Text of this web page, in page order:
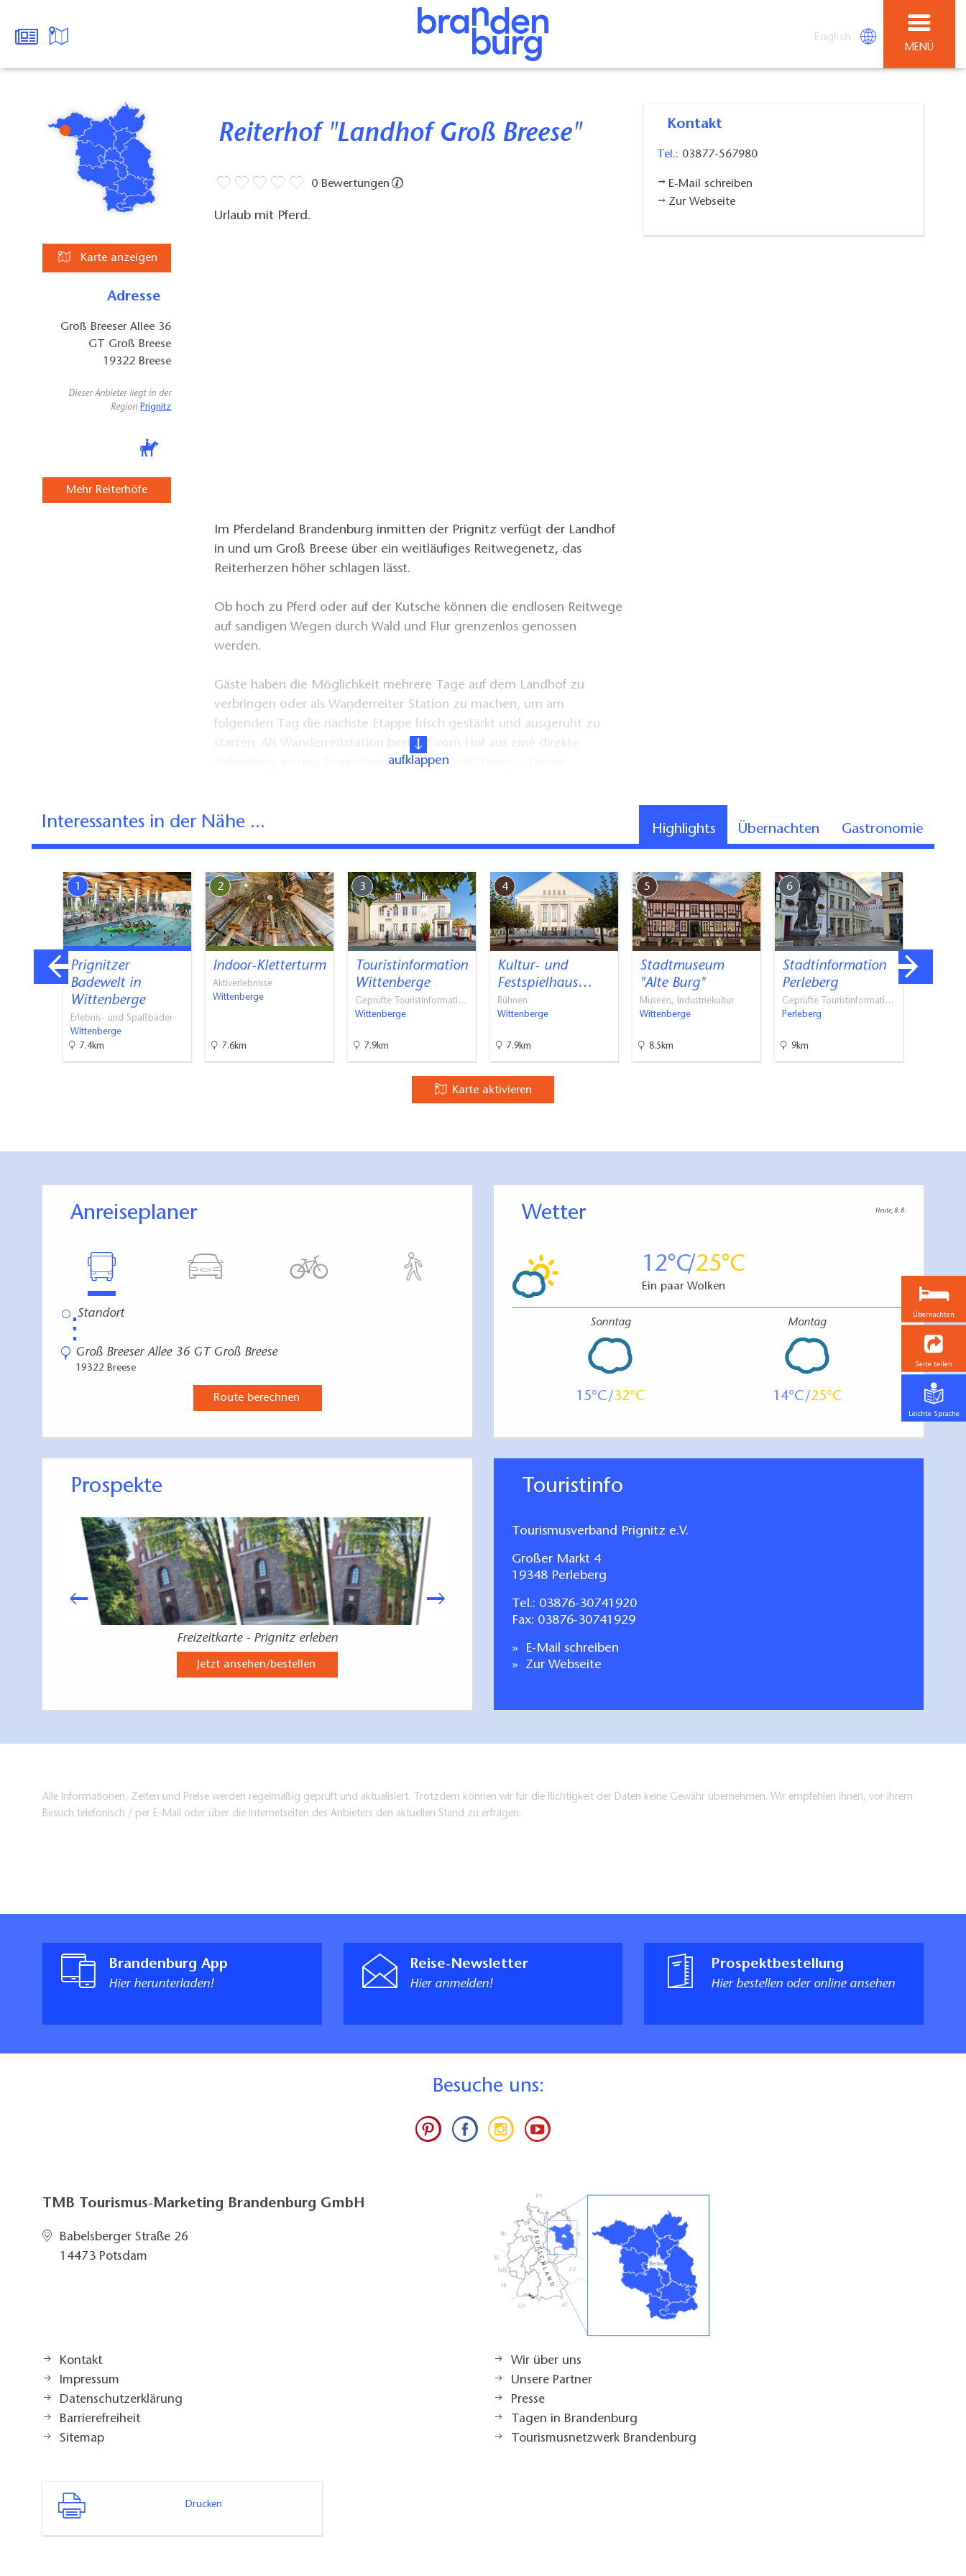
English
MENÜ
Karte anzeigen
Adresse
Groß Breeser Allee 36
GT Groß Breese
19322 Breese
Dieser Anbieter liegt in der
Region Prignitz
Mehr Reiterhöfe
Reiterhof "Landhof Groß Breese"
0 Bewertungen
Urlaub mit Pferd.
Im Pferdeland Brandenburg inmitten der Prignitz verfügt der Landhof
in und um Groß Breese über ein weitläufiges Reitwegenetz, das
Reiterherzen höher schlagen lässt.
Ob hoch zu Pferd oder auf der Kutsche können die endlosen Reitwege
auf sandigen Wegen durch Wald und Flur grenzenlos genossen
werden.
Gäste haben die Möglichkeit mehrere Tage auf dem Landhof zu
verbringen oder als Wanderreiter Station zu machen, um am
folgenden Tag die nächste Etappe frisch gestärkt und ausgeruht zu
starten. Als Wanderreitstation besteht vom Hof aus eine direkte
Anbindung an den Fernreitwanderweg »Gestütsweg«. Dieser
Für das Wohl der Pferde werden Boxen und Weidemöglichkeiten
aufklappen
Kontakt
Tel.: 03877-567980
E-Mail schreiben
Zur Webseite
Interessantes in der Nähe ... Highlights Übernachten Gastronomie
1
Prignitzer
Badewelt in
Wittenberge
Erlebnis- und Spaßbäder
Wittenberge
7.4km
2
Indoor-Kletterturm
Aktiverlebnisse
Wittenberge
7.6km
3
Touristinformation
Wittenberge
Geprüfte Touristinformati…
Wittenberge
7.9km
4
Kultur- und
Festspielhaus…
Bühnen
Wittenberge
7.9km
5
Stadtmuseum
"Alte Burg"
Museen, Industriekultur
Wittenberge
8.5km
6
Stadtinformation
Perleberg
Geprüfte Touristinformati…
Perleberg
9km
St.
Karte aktivieren
Anreiseplaner
⋮
Groß Breeser Allee 36 GT Groß Breese
19322 Breese
Route berechnen
Wetter Heute, 8. 8.
12 25
Ein paar Wolken
Sonntag
15 32
Montag
14 25
Prospekte
Freizeitkarte - Prignitz erleben
Jetzt ansehen/bestellen Jetzt ansehen/bestellen
Touristinfo
Tourismusverband Prignitz e.V.
Großer Markt 4
19348 Perleberg
Tel.: 03876-30741920
Fax: 03876-30741929
E-Mail schreiben
Zur Webseite
Alle Informationen, Zeiten und Preise werden regelmäßig geprüft und aktualisiert. Trotzdem können wir für die Richtigkeit der Daten keine Gewähr übernehmen. Wir empfehlen Ihnen, vor Ihrem
Besuch telefonisch / per E-Mail oder über die Internetseiten des Anbieters den aktuellen Stand zu erfragen.
Brandenburg App
Hier herunterladen!
Reise-Newsletter
Hier anmelden!
Prospektbestellung
Hier bestellen oder online ansehen
Besuche uns:
TMB Tourismus-Marketing Brandenburg GmbH
Babelsberger Straße 26
14473 Potsdam
Kontakt
Impressum
Datenschutzerklärung
Barrierefreiheit
Sitemap
Wir über uns
Unsere Partner
Presse
Tagen in Brandenburg
Tourismusnetzwerk Brandenburg
Drucken
Übernachten
Seite teilen
Leichte Sprache